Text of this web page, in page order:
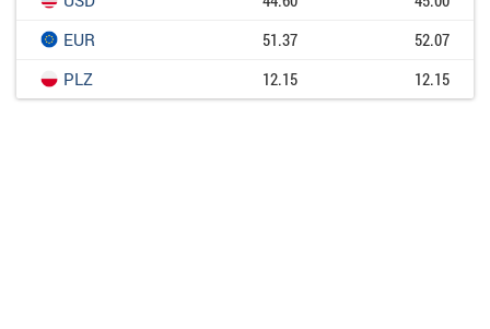
EUR
51.37
52.07
PLZ
12.15 12.15